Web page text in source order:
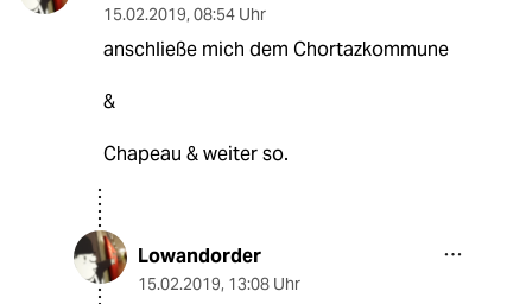
15.02.2019, 08:54 Uhr
anschließe mich dem Chortazkommune
&
Chapeau & weiter so.
Lowandorder
15.02.2019, 13:08 Uhr